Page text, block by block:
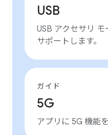
USB
USB アクセサリ
サポートします。
ガイド
5G
アプリに 5G 機能